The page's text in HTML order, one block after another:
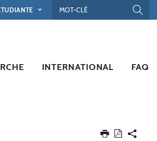
INTERNATIONAL FAQ